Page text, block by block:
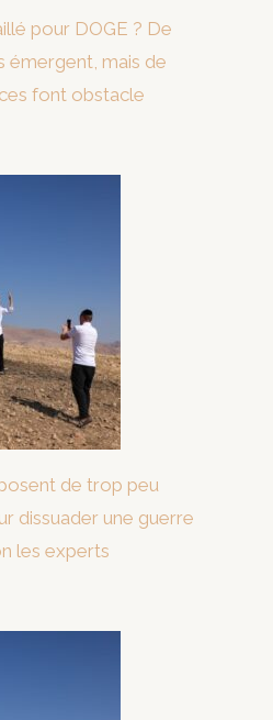
pour DOGE ? De
émergent, mais de
font obstacle
de trop peu
dissuader une guerre
les experts